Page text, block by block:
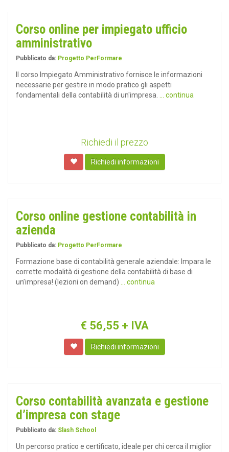
Corso online per impiegato ufficio
amministrativo
Pubblicato da: Progetto PerFormare
Il corso Impiegato Amministrativo fornisce le informazioni
necessarie per gestire in modo pratico gli aspetti
fondamentali della contabilità di un'impresa.
... continua
Richiedi il prezzo
Richiedi informazioni
Corso online gestione contabilità in
azienda
Pubblicato da: Progetto PerFormare
Formazione base di contabilità generale aziendale: Impara le
corrette modalità di gestione della contabilità di base di
un’impresa! (lezioni on demand)
... continua
€ 56,55 + IVA
Richiedi informazioni
Corso contabilità avanzata e gestione
d’impresa con stage
Pubblicato da: Slash School
Un percorso pratico e certificato, ideale per chi cerca il miglior